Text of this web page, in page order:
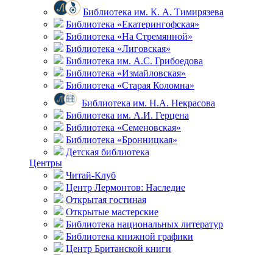
Библиотека им. К. А. Тимирязева
Библиотека «Екатерингофская»
Библиотека «На Стремянной»
Библиотека «Лиговская»
Библиотека им. А.С. Грибоедова
Библиотека «Измайловская»
Библиотека «Старая Коломна»
Библиотека им. Н.А. Некрасова
Библиотека им. А.И. Герцена
Библиотека «Семеновская»
Библиотека «Бронницкая»
Детская библиотека
Центры
Читай-Клуб
Центр Лермонтов: Наследие
Открытая гостиная
Открытые мастерские
Библиотека национальных литератур
Библиотека книжной графики
Центр Британской книги